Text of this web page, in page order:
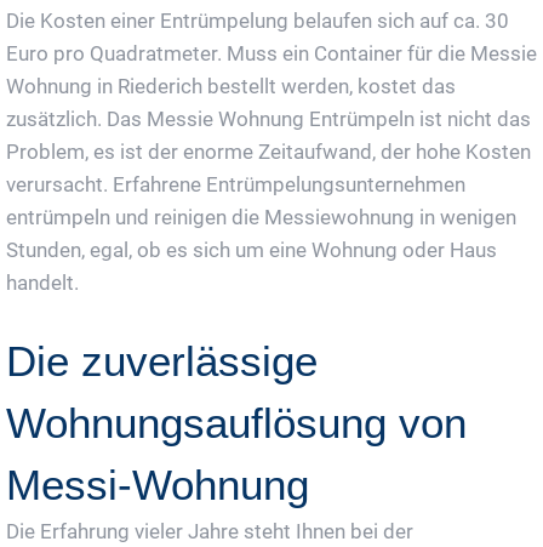
Die Kosten einer Entrümpelung belaufen sich auf ca. 30
Euro pro Quadratmeter. Muss ein Container für die Messie
Wohnung in Riederich bestellt werden, kostet das
zusätzlich. Das Messie Wohnung Entrümpeln ist nicht das
Problem, es ist der enorme Zeitaufwand, der hohe Kosten
verursacht. Erfahrene Entrümpelungsunternehmen
entrümpeln und reinigen die Messiewohnung in wenigen
Stunden, egal, ob es sich um eine Wohnung oder Haus
handelt.
Die zuverlässige
Wohnungsauflösung von
Messi-Wohnung
Die Erfahrung vieler Jahre steht Ihnen bei der